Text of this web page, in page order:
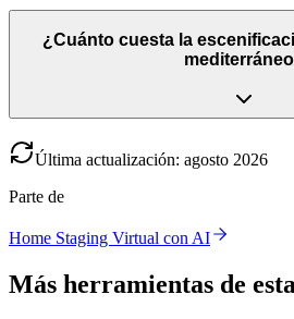
¿Cuánto cuesta la
Última actualización: agosto 2026
Parte de
Home Staging Virtual con AI
Más herramientas de